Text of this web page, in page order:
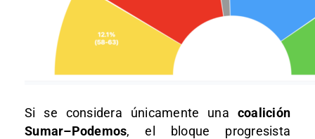
Si se considera únicamente una coalición
Sumar–Podemos, el bloque progresista